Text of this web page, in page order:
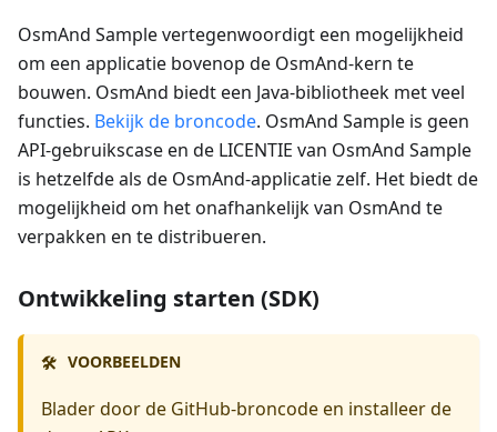
OsmAnd Sample vertegenwoordigt een mogelijkheid
om een applicatie bovenop de OsmAnd-kern te
bouwen. OsmAnd biedt een Java-bibliotheek met veel
functies. Bekijk de broncode. OsmAnd Sample is geen
API-gebruikscase en de LICENTIE van OsmAnd Sample
is hetzelfde als de OsmAnd-applicatie zelf. Het biedt de
mogelijkheid om het onafhankelijk van OsmAnd te
verpakken en te distribueren.
Ontwikkeling starten (SDK)
🛠️ VOORBEELDEN
Blader door de GitHub-broncode en installeer de